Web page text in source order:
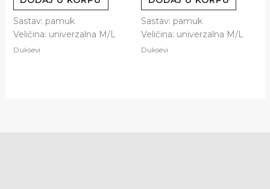
Sastav: pamuk
Veličina: univerzalna M/L
Duksevi
Sastav: pamuk
Veličina: univerzalna M/L
Duksevi